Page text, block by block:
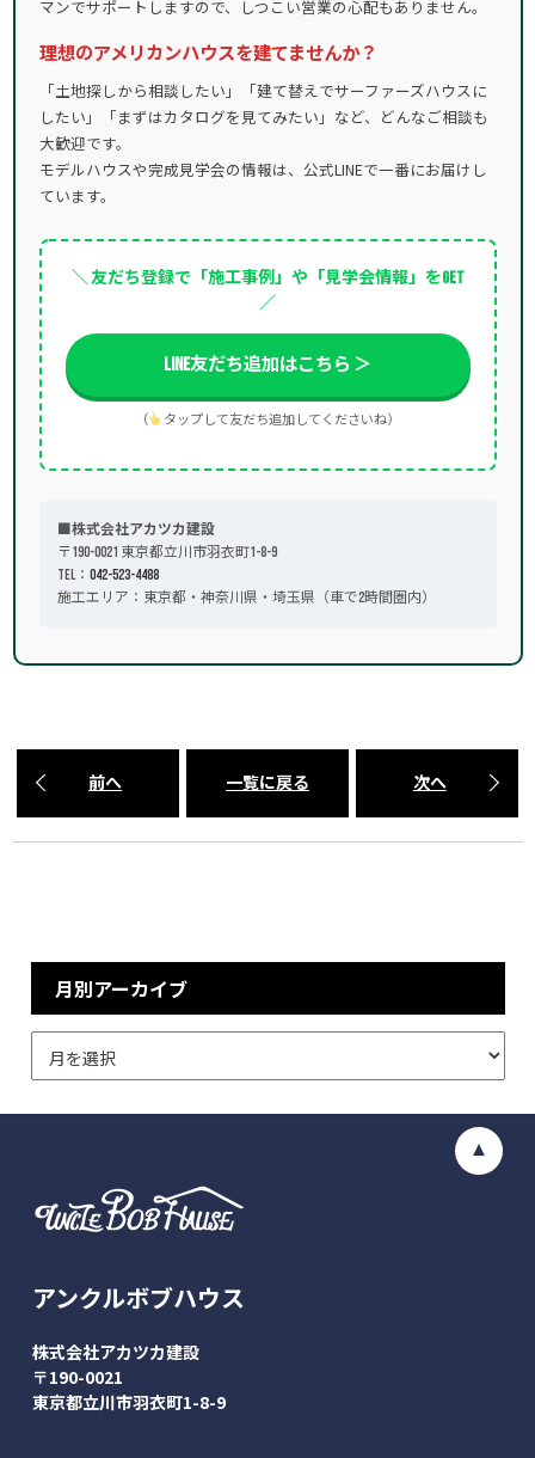
マンでサポートしますので、しつこい営業の心配もありません。
理想のアメリカンハウスを建てませんか？
「土地探しから相談したい」「建て替えでサーファーズハウスに
したい」「まずはカタログを見てみたい」など、どんなご相談も
大歓迎です。
モデルハウスや完成見学会の情報は、公式LINEで一番にお届けし
ています。
＼ 友だち登録で「施工事例」や「見学会情報」をGET
／
LINE友だち追加はこちら ＞
（ タップして友だち追加してくださいね）
■株式会社アカツカ建設
〒190-0021 東京都立川市羽衣町1-8-9
TEL： 042-523-4488
施工エリア：東京都・神奈川県・埼玉県（車で2時間圏内）
前へ 一覧に戻る 次へ
月別アーカイブ
アンクルボブハウス
株式会社アカツカ建設
〒190-0021
東京都立川市羽衣町1-8-9